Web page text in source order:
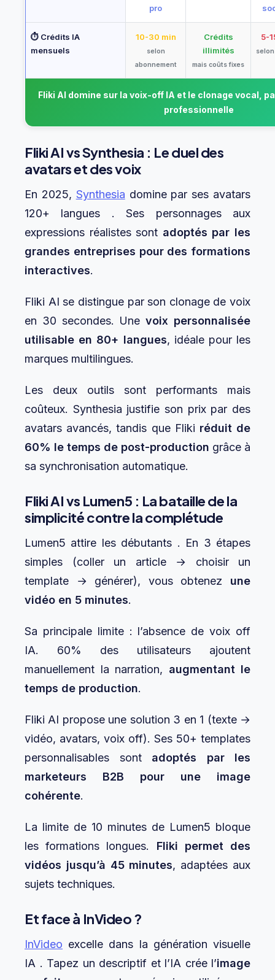
pro
⏱ Crédits IA
mensuels
10-30 min
selon
abonnement
Crédits
illimités
mais coûts fixes
5-
Fliki AI domine sur la voix-off IA et le clonage vocal,
professionnelle
Fliki AI vs Synthesia : Le duel des
avatars et des voix
En 2025, Synthesia domine par ses avatars
120+ langues . Ses personnages aux
expressions réalistes sont adoptés par les
grandes entreprises pour des formations
interactives.
Fliki AI se distingue par son clonage de voix
en 30 secondes. Unevoix personnalisée
utilisable en 80+ langues, idéale pour les
marques multilingues.
Les deux outils sont performants mais
coûteux. Synthesia justifie son prix par des
avatars avancés, tandis que Fliki réduit de
60% le temps de post-production grâce à
sa synchronisation automatique.
Fliki AI vs Lumen5 : La bataille de la
simplicité contre la complétude
Lumen5 attire les débutants . En 3 étapes
simples (coller un article → choisir un
template → générer), vous obtenez une
vidéo en 5 minutes.
Sa principale limite : l’absence de voix off
IA. 60% des utilisateurs ajoutent
manuellement la narration, augmentant le
temps de production.
Fliki AI propose une solution 3 en 1 (texte →
vidéo, avatars, voix off). Ses 50+ templates
personnalisables sont adoptés par les
marketeurs B2B pour une image
cohérente.
La limite de 10 minutes de Lumen5 bloque
les formations longues. Fliki permet des
vidéos jusqu’à 45 minutes, adaptées aux
sujets techniques.
Et face à InVideo ?
InVideo excelle dans la génération visuelle
IA . Tapez un descriptif et l’IA crée l’image